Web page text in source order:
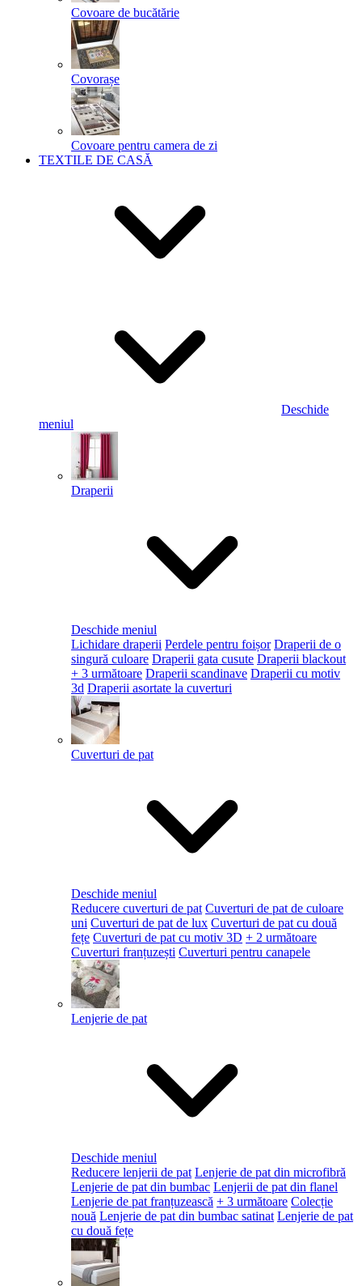
Covoare de bucătărie
Covorașe
Covoare pentru camera de zi
TEXTILE DE CASĂ
Deschide
meniul
Draperii
Deschide meniul
Lichidare draperii Perdele pentru foișor Draperii de o
singură culoare Draperii gata cusute Draperii blackout
+ 3 următoare Draperii scandinave Draperii cu motiv
3d Draperii asortate la cuverturi
Cuverturi de pat
Deschide meniul
Reducere cuverturi de pat Cuverturi de pat de culoare
uni Cuverturi de pat de lux Cuverturi de pat cu două
fețe Cuverturi de pat cu motiv 3D + 2 următoare
Cuverturi franțuzești Cuverturi pentru canapele
Lenjerie de pat
Deschide meniul
Reducere lenjerii de pat Lenjerie de pat din microfibră
Lenjerie de pat din bumbac Lenjerii de pat din flanel
Lenjerie de pat franțuzească + 3 următoare Colecție
nouă Lenjerie de pat din bumbac satinat Lenjerie de pat
cu două fețe